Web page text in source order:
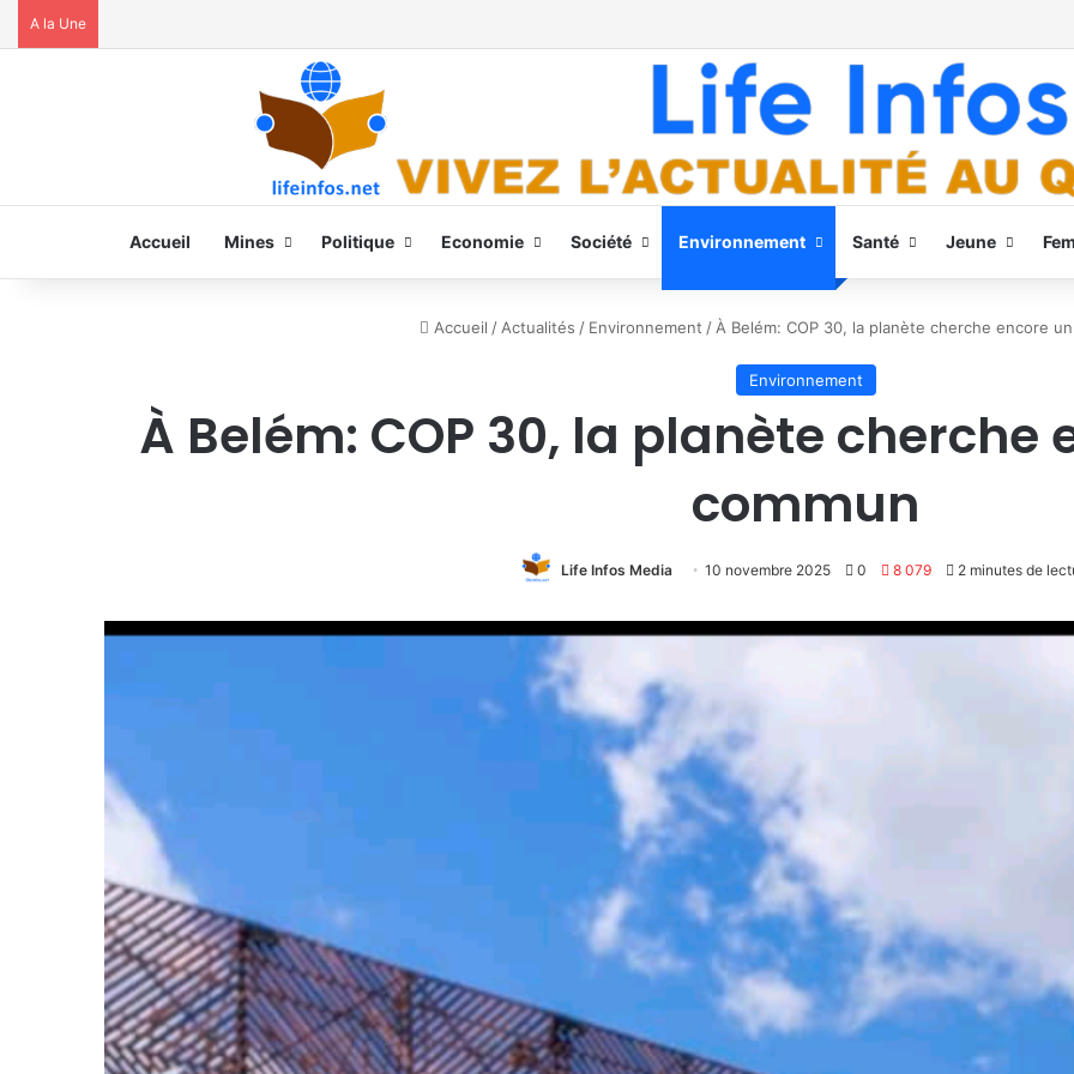
A la Une
Accueil Mines Politique Economie Société Environnement Santé Jeune
Accueil / Actualités / Environnement / À Belém: COP 30, la planète cherche encore
Environnement
À Belém: COP 30, la planète cherche
commun
Life Infos Media 10 novembre 2025 0 8 079 2 minutes de